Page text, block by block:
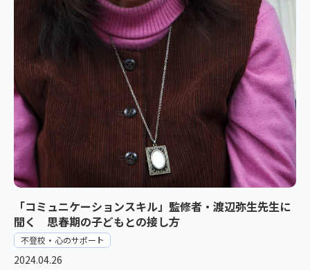
「コミュニケーションスキル」監修者・渡辺弥生先生に
聞く 思春期の子どもとの接し方
不登校・心のサポート
2024.04.26